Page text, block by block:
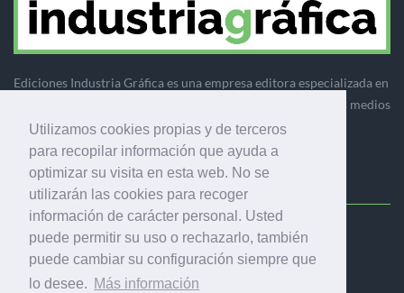
Utilizamos cookies propias y de terceros
para recopilar información que ayuda a
optimizar su visita en esta web. No se
utilizarán las cookies para recoger
información de carácter personal. Usted
puede permitir su uso o rechazarlo, también
puede cambiar su configuración siempre que
lo desee. Más información
Ediciones Industria Gráfica es una empresa editora especializada en
el mercado de la comunicación gráfica que engloba diversos medios
profesionales especializados en el mercado gráfico, la
comunicación visual y el envasado.
Ediciones Industria Gráfica, S.C.P.
Calle Fluvià 257, bajos, 08020 Barcelona (España)